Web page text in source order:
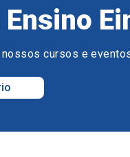
cursos e